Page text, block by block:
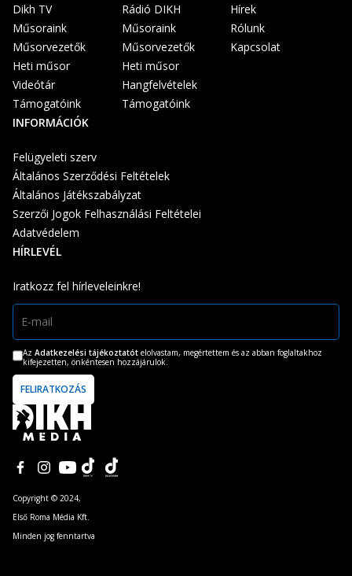
Dikh TV
Műsoraink
Műsorvezetők
Heti műsor
Videótár
Támogatóink
Rádió DIKH
Műsoraink
Műsorvezetők
Heti műsor
Hangfelvételek
Támogatóink
Hírek
Rólunk
Kapcsolat
INFORMÁCIÓK
Felügyeleti szerv
Általános Szerződési Feltételek
Általános Játékszabályzat
Szerzői Jogok Felhasználási Feltételei
Adatvédelem
HÍRLEVÉL
Iratkozz fel hírleveleinkre!
Az Adatkezelési tájékoztatót elolvastam, megértettem és az abban foglaltakhoz
kifejezetten, önkéntesen hozzájárulok.
Copyright © 2024,
Első Roma Média Kft.
Minden jog fenntartva